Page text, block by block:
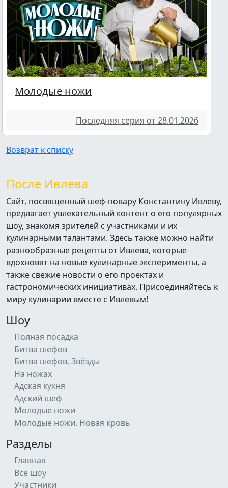
Молодые ножи
Последняя серия от 28.01.2026
Возврат к списку
После Ивлева
Сайт, посвященный шеф-повару Константину Ивлеву,
предлагает увлекательный контент о его популярных
шоу, знакомя зрителей с участниками и их
кулинарными талантами. Здесь также можно найти
разнообразные рецепты от Ивлева, которые
вдохновят на новые кулинарные эксперименты, а
также свежие новости о его проектах и
гастрономических инициативах. Присоединяйтесь к
миру кулинарии вместе с Ивлевым!
Шоу
Полная посадка
Битва шефов
Битва шефов. Звёзды
На ножах
Адская кухня
Адский шеф
Молодые ножи
Молодые ножи. Новая кровь
Разделы
Главная
Все шоу
Участники